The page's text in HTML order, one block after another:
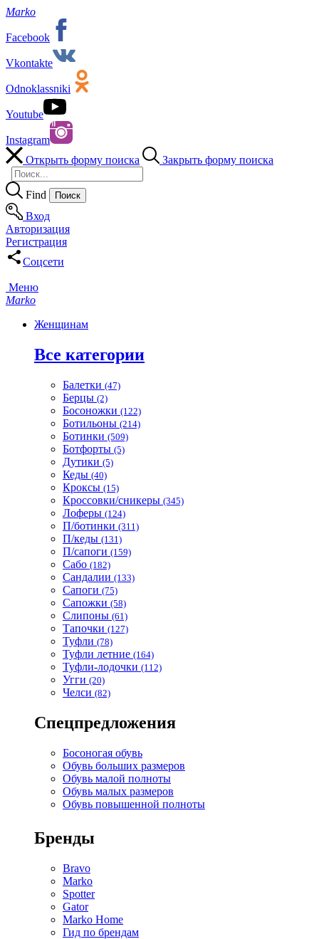
Marko
Facebook
Vkontakte
Odnoklassniki
Youtube
Instagram
Открыть форму поиска
Закрыть форму поиска
Find
Вход
Авторизация
Регистрация
Соцсети
Меню
Marko
Женщинам
Все категории
Балетки (47)
Берцы (2)
Босоножки (122)
Ботильоны (214)
Ботинки (509)
Ботфорты (5)
Дутики (5)
Кеды (40)
Кроксы (15)
Кроссовки/сникеры (345)
Лоферы (124)
П/ботинки (311)
П/кеды (131)
П/сапоги (159)
Сабо (182)
Сандалии (133)
Сапоги (75)
Сапожки (58)
Слипоны (61)
Тапочки (127)
Туфли (78)
Туфли летние (164)
Туфли-лодочки (112)
Угги (20)
Челси (82)
Спецпредложения
Босоногая обувь
Обувь больших размеров
Обувь малой полноты
Обувь малых размеров
Обувь повышенной полноты
Бренды
Bravo
Marko
Spotter
Gator
Marko Home
Гид по брендам